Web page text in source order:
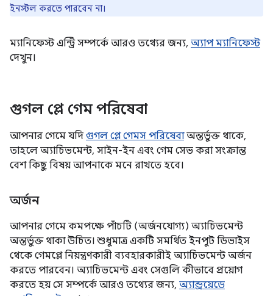
ইনস্টল করতে পারবেন না।
ম্যানিফেস্ট এন্ট্রি সম্পর্কে আরও তথ্যের জন্য, অ্যাপ ম্যানিফেস্ট
দেখুন।
গুগল প্লে গেম পরিষেবা
আপনার গেমে যদি গুগল প্লে গেমস পরিষেবাঅন্তর্ভুক্ত থাকে,
তাহলে অ্যাচিভমেন্ট, সাইন-ইন এবং গেম সেভ করা সংক্রান্ত
বেশ কিছু বিষয় আপনাকে মনে রাখতে হবে।
অর্জন
আপনার গেমে কমপক্ষে পাঁচটি (অর্জনযোগ্য) অ্যাচিভমেন্ট
অন্তর্ভুক্ত থাকা উচিত। শুধুমাত্র একটি সমর্থিত ইনপুট ডিভাইস
থেকে গেমপ্লে নিয়ন্ত্রণকারী ব্যবহারকারীই অ্যাচিভমেন্ট অর্জন
করতে পারবেন। অ্যাচিভমেন্ট এবং সেগুলি কীভাবে প্রয়োগ
করতে হয় সে সম্পর্কে আরও তথ্যের জন্য, অ্যান্ড্রয়েডে